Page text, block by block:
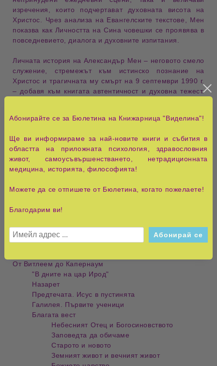
изречения
, които подчертават духовната висота на
Христос. Чрез анализа на Евангелските текстове
, Мен
показва как Личността на Сина човешки се проявява в
повседневието, диалога и духовните изпитания
Личната история на Александър Мен – неговотосмело
служение , стремежът към истинско познание на
Христос и трагичната му смърт на 9 септември 1990 г.
– добавя към книгатаавтентичност и духовна тежест.
кара читателя да преосмисли своявътрешен живот,
Книгата „Синът човешки“
е ценна за всички, които
търсят
дълбоко разбиране на Христовата личност,
духовно пробужданеиосъзнато следване на
характера, делата и словата на Христос, Мен
фигура на християнството
СЪДЪРЖАНИЕ
От Витлеем до Капернаум
"В дните на цар Ирод"
Назарет
Предтечата. Исус в пустинята
Галилея. Първите ученици
Благата вест
Небесният Отец и Богосиновството
Заповедта да обичаме
Старото и новото
Земният живот и вечният живот
Абонирайте се за Бюлетина на Книжарница "Виделина"!
Ще ви информираме за най-новите книги и събития в
областта на приложната психология, здравословния
живот, самоусъвършенстването, нетрадиционната
медицина, историята, философията!
Можете да се отпишете от Бюлетина, когато пожелаете!
Благодарим ви!